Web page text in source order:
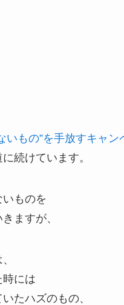
いもの”を手放すキャン
続けています。
いものを
ますが、
時には
たハズのもの、